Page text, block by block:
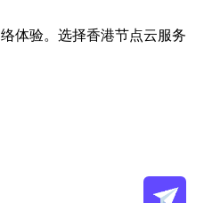
体验。选择香港节点云服务